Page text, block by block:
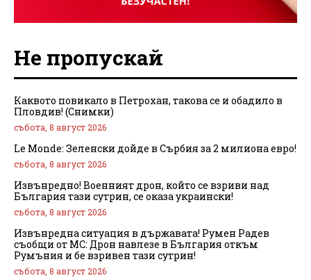
Не пропускай
Каквото повикало в Петрохан, такова се и обадило в
Пловдив! (Снимки)
събота, 8 август 2026
Le Monde: Зеленски дойде в Сърбия за 2 милиона евро!
събота, 8 август 2026
Извънредно! Военният дрон, който се взриви над
България тази сутрин, се оказа украински!
събота, 8 август 2026
Извънредна ситуация в държавата! Румен Радев
съобщи от МС: Дрон навлезе в България откъм
Румъния и бе взривен тази сутрин!
събота, 8 август 2026